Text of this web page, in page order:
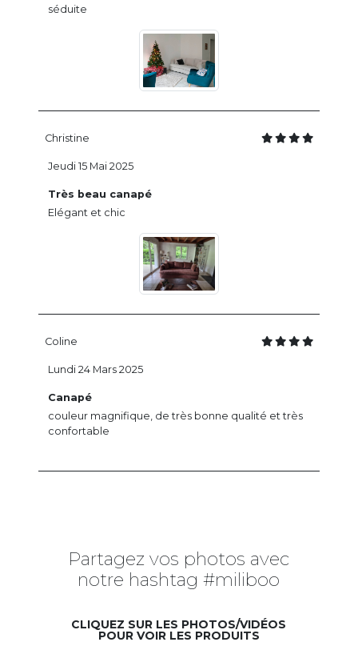
séduite
Christine
Très beau canapé
Elégant et chic
Jeudi 15 Mai 2025
Coline
Canapé
couleur magnifique, de très bonne qualité et très
confortable
Lundi 24 Mars 2025
Partagez vos photos avec
notre hashtag #miliboo
CLIQUEZ SUR LES PHOTOS/VIDÉOS
POUR VOIR LES PRODUITS